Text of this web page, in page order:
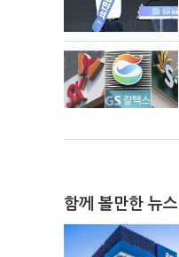
함께 볼만한 뉴스